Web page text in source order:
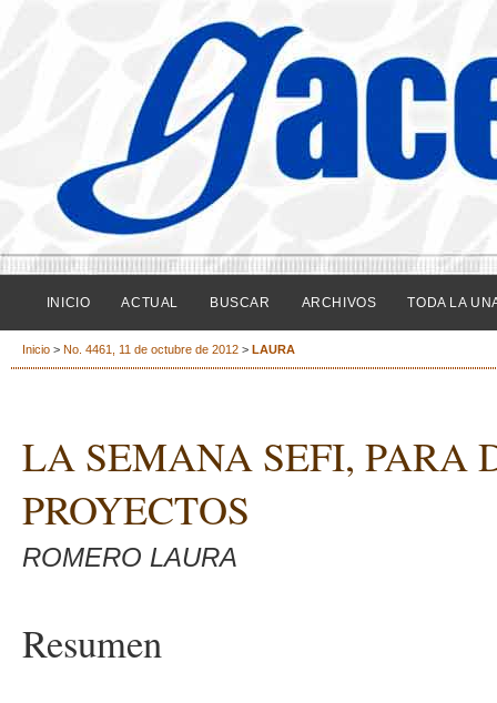
INICIO ACTUAL BUSCAR ARCHIVOS TODA LA
Inicio > No. 4461, 11 de octubre de 2012 > LAURA
LA SEMANA SEFI, PARA
PROYECTOS
ROMERO LAURA
Resumen